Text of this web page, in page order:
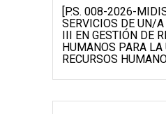
[P.S. 008-2026-
SERVICIOS DE UN/
III EN GESTIÓN DE
HUMANOS PARA LA
RECURSOS